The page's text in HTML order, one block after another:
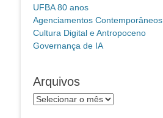
UFBA 80 anos
Agenciamentos Contemporâneos
Cultura Digital e Antropoceno
Governança de IA
Arquivos
Arquivos